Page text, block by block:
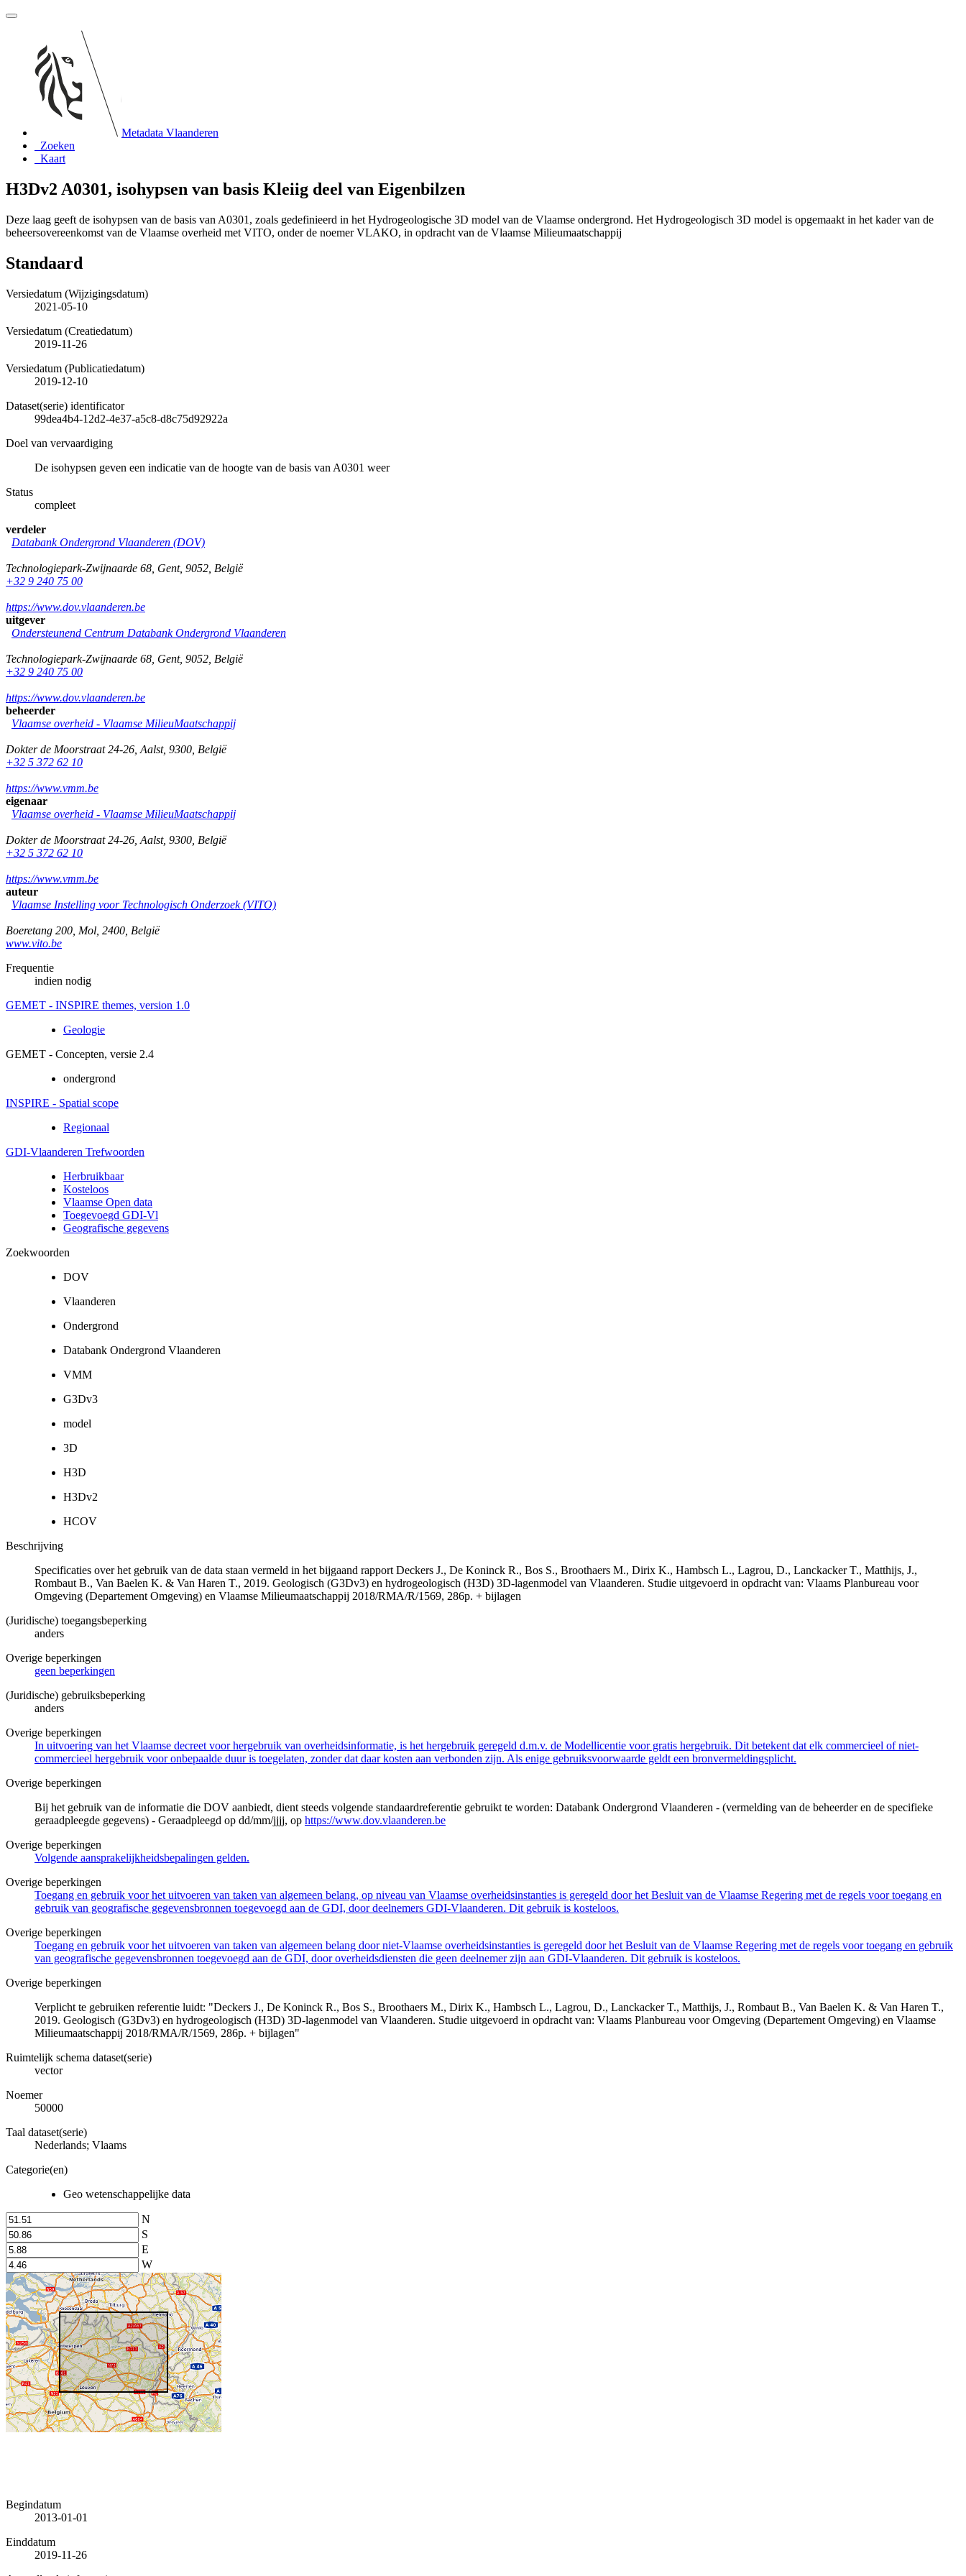
Metadata Vlaanderen
Zoeken
Kaart
H3Dv2 A0301, isohypsen van basis Kleiig deel van Eigenbilzen
Deze laag geeft de isohypsen van de basis van A0301, zoals gedefinieerd in het Hydrogeologische 3D model van de Vlaamse ondergrond. Het Hydrogeologisch 3D model is opgemaakt in het kader van de
beheersovereenkomst van de Vlaamse overheid met VITO, onder de noemer VLAKO, in opdracht van de Vlaamse Milieumaatschappij
Standaard
Versiedatum (Wijzigingsdatum)
2021-05-10
Versiedatum (Creatiedatum)
2019-11-26
Versiedatum (Publicatiedatum)
2019-12-10
Dataset(serie) identificator
99dea4b4-12d2-4e37-a5c8-d8c75d92922a
Doel van vervaardiging
De isohypsen geven een indicatie van de hoogte van de basis van A0301 weer
Status
compleet
verdeler
Databank Ondergrond Vlaanderen (DOV)
Technologiepark-Zwijnaarde 68 Gent, 9052 België
+32 9 240 75 00
https://www.dov.vlaanderen.be
uitgever
Ondersteunend Centrum Databank Ondergrond Vlaanderen
Technologiepark-Zwijnaarde 68 Gent, 9052 België
+32 9 240 75 00
https://www.dov.vlaanderen.be
beheerder
Vlaamse overheid - Vlaamse MilieuMaatschappij
Dokter de Moorstraat 24-26 Aalst, 9300 België
+32 5 372 62 10
https://www.vmm.be
eigenaar
Vlaamse overheid - Vlaamse MilieuMaatschappij
Dokter de Moorstraat 24-26 Aalst, 9300 België
+32 5 372 62 10
https://www.vmm.be
auteur
Vlaamse Instelling voor Technologisch Onderzoek (VITO)
Boeretang 200 Mol 2400 België
www.vito.be
Frequentie
indien nodig
GEMET - INSPIRE themes, version 1.0
Geologie
GEMET - Concepten, versie 2.4
ondergrond
INSPIRE - Spatial scope
Regionaal
GDI-Vlaanderen Trefwoorden
Herbruikbaar
Kosteloos
Vlaamse Open data
Toegevoegd GDI-Vl
Geografische gegevens
Zoekwoorden
DOV
Vlaanderen
Ondergrond
Databank Ondergrond Vlaanderen
VMM
G3Dv3
model
3D
H3D
H3Dv2
HCOV
Beschrijving
Specificaties over het gebruik van de data staan vermeld in het bijgaand rapport Deckers J., De Koninck R., Bos S., Broothaers M., Dirix K., Hambsch L., Lagrou, D., Lanckacker T., Matthijs, J.,
Rombaut B., Van Baelen K. & Van Haren T., 2019. Geologisch (G3Dv3) en hydrogeologisch (H3D) 3D-lagenmodel van Vlaanderen. Studie uitgevoerd in opdracht van: Vlaams Planbureau voor
Omgeving (Departement Omgeving) en Vlaamse Milieumaatschappij 2018/RMA/R/1569, 286p. + bijlagen
(Juridische) toegangsbeperking
anders
Overige beperkingen
geen beperkingen
(Juridische) gebruiksbeperking
anders
Overige beperkingen
In uitvoering van het Vlaamse decreet voor hergebruik van overheidsinformatie, is het hergebruik geregeld d.m.v. de Modellicentie voor gratis hergebruik. Dit betekent dat elk commercieel of niet-
commercieel hergebruik voor onbepaalde duur is toegelaten, zonder dat daar kosten aan verbonden zijn. Als enige gebruiksvoorwaarde geldt een bronvermeldingsplicht.
Overige beperkingen
Bij het gebruik van de informatie die DOV aanbiedt, dient steeds volgende standaardreferentie gebruikt te worden: Databank Ondergrond Vlaanderen - (vermelding van de beheerder en de specifieke
geraadpleegde gegevens) - Geraadpleegd op dd/mm/jjjj, op https://www.dov.vlaanderen.be
Overige beperkingen
Volgende aansprakelijkheidsbepalingen gelden.
Overige beperkingen
Toegang en gebruik voor het uitvoeren van taken van algemeen belang, op niveau van Vlaamse overheidsinstanties is geregeld door het Besluit van de Vlaamse Regering met de regels voor toegang en
gebruik van geografische gegevensbronnen toegevoegd aan de GDI, door deelnemers GDI-Vlaanderen. Dit gebruik is kosteloos.
Overige beperkingen
Toegang en gebruik voor het uitvoeren van taken van algemeen belang door niet-Vlaamse overheidsinstanties is geregeld door het Besluit van de Vlaamse Regering met de regels voor toegang en gebruik
van geografische gegevensbronnen toegevoegd aan de GDI, door overheidsdiensten die geen deelnemer zijn aan GDI-Vlaanderen. Dit gebruik is kosteloos.
Overige beperkingen
Verplicht te gebruiken referentie luidt: "Deckers J., De Koninck R., Bos S., Broothaers M., Dirix K., Hambsch L., Lagrou, D., Lanckacker T., Matthijs, J., Rombaut B., Van Baelen K. & Van Haren T.,
2019. Geologisch (G3Dv3) en hydrogeologisch (H3D) 3D-lagenmodel van Vlaanderen. Studie uitgevoerd in opdracht van: Vlaams Planbureau voor Omgeving (Departement Omgeving) en Vlaamse
Milieumaatschappij 2018/RMA/R/1569, 286p. + bijlagen"
Ruimtelijk schema dataset(serie)
vector
Noemer
50000
Taal dataset(serie)
Nederlands; Vlaams
Categorie(en)
Geo wetenschappelijke data
N
S
E
W
Begindatum
2013-01-01
Einddatum
2019-11-26